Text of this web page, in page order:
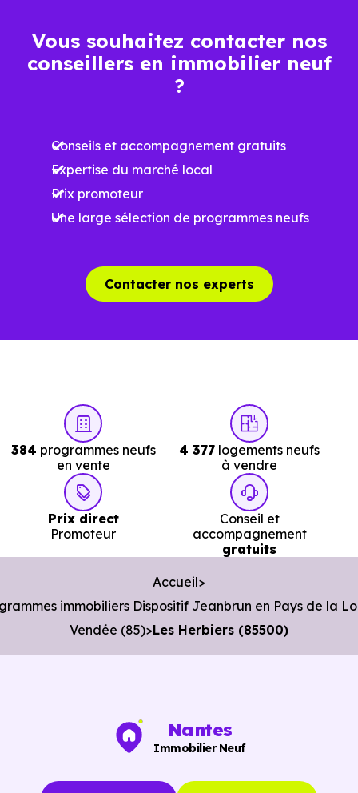
La proximité des commerces et services
La tension locative
Le type de logements le plus recherché
dispositif Jeanbrunrenforce l’intérêt de cette
approche parce qu’il ne repose pas sur un zonage
bien positionné sur son marché ?". ÀLes Herbiers
, cette nuance change tout.
Ce que le dispositif Jeanbrun
apporte à un investisseur local à
Les Herbiers (85500)
dispositif Jeanbruna été conçu pour redonner un
cadre plus durable à l’investissement locatif.
Son mécanisme principal estl’amortissement
Vous souhaitez contacter nos
conseillers en immobilier neuf
?
Conseils et accompagnement gratuits
Expertise du marché local
Prix promoteur
Une large sélection de programmes neufs
Contacter nos experts
384 programmes neufs
en vente
4 377 logements neufs
à vendre
Prix direct
Promoteur
Conseil et
accompagnement
gratuits
Accueil
immobiliers Dispositif Jeanbrun en Pays de la
Vendée (85) Les Herbiers (85500)
Nantes
Immobilier Neuf